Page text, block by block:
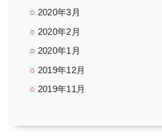
2020年3月
2020年2月
2020年1月
2019年12月
2019年11月